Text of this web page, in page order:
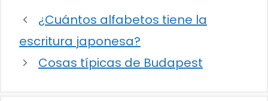
¿Cuántos alfabetos tiene la
escritura japonesa?
Cosas típicas de Budapest